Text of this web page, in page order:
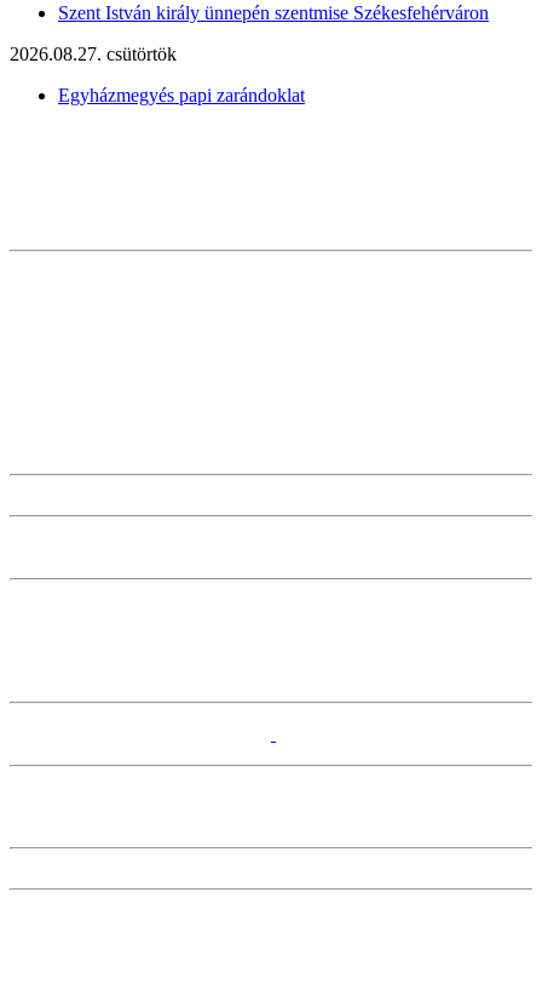
Szent István király ünnepén szentmise Székesfehérváron
2026.08.27. csütörtök
Egyházmegyés papi zarándoklat